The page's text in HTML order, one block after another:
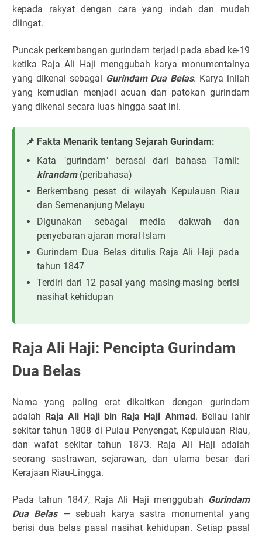
kepada rakyat dengan cara yang indah dan mudah
diingat.
Puncak perkembangan gurindam terjadi pada abad ke-19
ketika Raja Ali Haji menggubah karya monumentalnya
yang dikenal sebagai Gurindam Dua Belas. Karya inilah
yang kemudian menjadi acuan dan patokan gurindam
yang dikenal secara luas hingga saat ini.
📌 Fakta Menarik tentang Sejarah Gurindam:
Kata "gurindam" berasal dari bahasa Tamil:
kirandam(peribahasa)
Berkembang pesat di wilayah Kepulauan Riau
dan Semenanjung Melayu
Digunakan sebagai media dakwah dan
penyebaran ajaran moral Islam
Gurindam Dua Belas ditulis Raja Ali Haji pada
tahun 1847
Terdiri dari 12 pasal yang masing-masing berisi
nasihat kehidupan
Raja Ali Haji: Pencipta Gurindam
Dua Belas
Nama yang paling erat dikaitkan dengan gurindam
adalah Raja Ali Haji bin Raja Haji Ahmad. Beliau lahir
sekitar tahun 1808 di Pulau Penyengat, Kepulauan Riau,
dan wafat sekitar tahun 1873. Raja Ali Haji adalah
seorang sastrawan, sejarawan, dan ulama besar dari
Kerajaan Riau-Lingga.
Pada tahun 1847, Raja Ali Haji menggubah Gurindam
Dua Belas— sebuah karya sastra monumental yang
berisi dua belas pasal nasihat kehidupan. Setiap pasal